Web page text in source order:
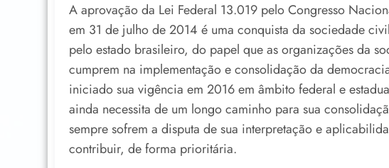
A aprovação da Lei Federal 13.019 pelo Congresso
em 31 de julho de 2014 é uma conquista da sociedade
pelo estado brasileiro, do papel que as organizações da
cumprem na implementação e consolidação da
iniciado sua vigência em 2016 em âmbito federal e
ainda necessita de um longo caminho para sua
sempre sofrem a disputa de sua interpretação e
contribuir, de forma prioritária.